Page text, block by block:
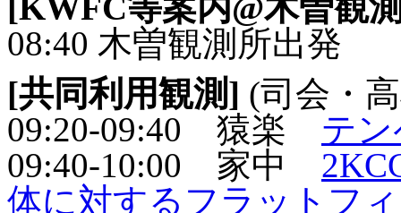
08:40 木曽観測所出発
[共同利用観測] (司会・
09:20-09:40 猿楽 テ
09:40-10:00 家中
体に対するフラットフ